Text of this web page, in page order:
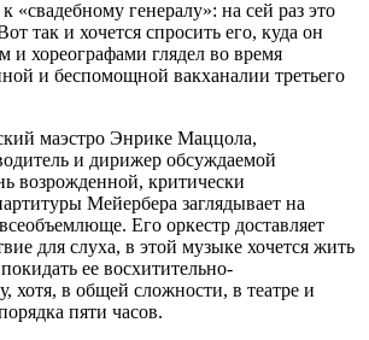
«свадебному генералу»: на сей раз это
так и хочется спросить его, куда он
и хореографами глядел во время
и беспомощной вакханалии третьего
маэстро Энрике Маццола,
и дирижер обсуждаемой
возрожденной, критически
Мейербера заглядывает на
Его оркестр доставляет
для слуха, в этой музыке хочется жить
ее восхитительно-
хотя, в общей сложности, в театре и
пяти часов.